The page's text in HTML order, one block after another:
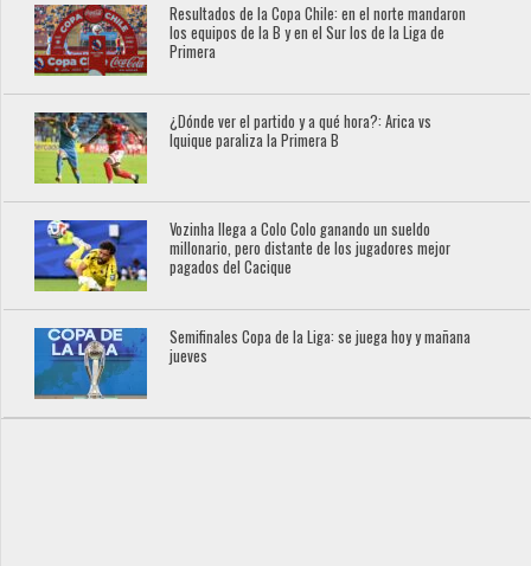
Resultados de la Copa Chile: en el norte mandaron
los equipos de la B y en el Sur los de la Liga de
Primera
¿Dónde ver el partido y a qué hora?: Arica vs
Iquique paraliza la Primera B
Vozinha llega a Colo Colo ganando un sueldo
millonario, pero distante de los jugadores mejor
pagados del Cacique
Semifinales Copa de la Liga: se juega hoy y mañana
jueves